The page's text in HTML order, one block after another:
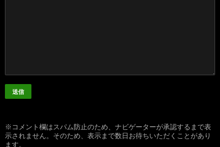
※コメント欄はスパム防止のため、ナビゲーターが承認するまで表
示されません。そのため、表示まで数日お待ちいただくことがあり
ます。